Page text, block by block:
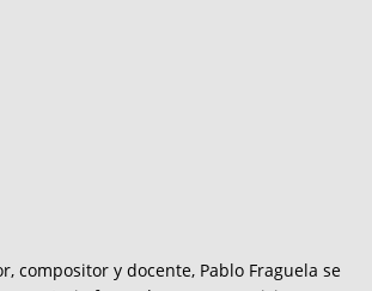
compositor y docente, Pablo Fraguela se